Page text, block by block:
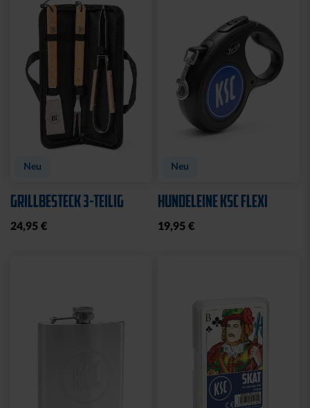
Neu
GRILLBESTECK 3-TEILIG
24,95 €
Neu
HUNDELEINE KSC FLEXI
19,95 €